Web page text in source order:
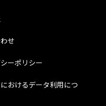
せ
ーポリシー
おけるデータ利用につ